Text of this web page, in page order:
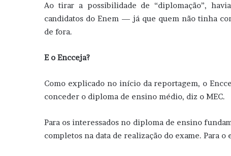
Ao tirar a possibilidade de “diplomação”,
candidatos do Enem — já que quem não tinha
de fora.
E o Encceja?
Como explicado no início da reportagem, o
conceder o diploma de ensino médio, diz o MEC.
Para os interessados no diploma de ensino
completos na data de realização do exame. Para